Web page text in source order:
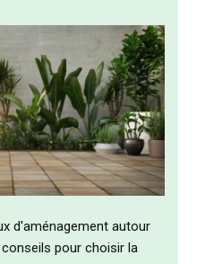
d'aménagement autour
pour choisir la